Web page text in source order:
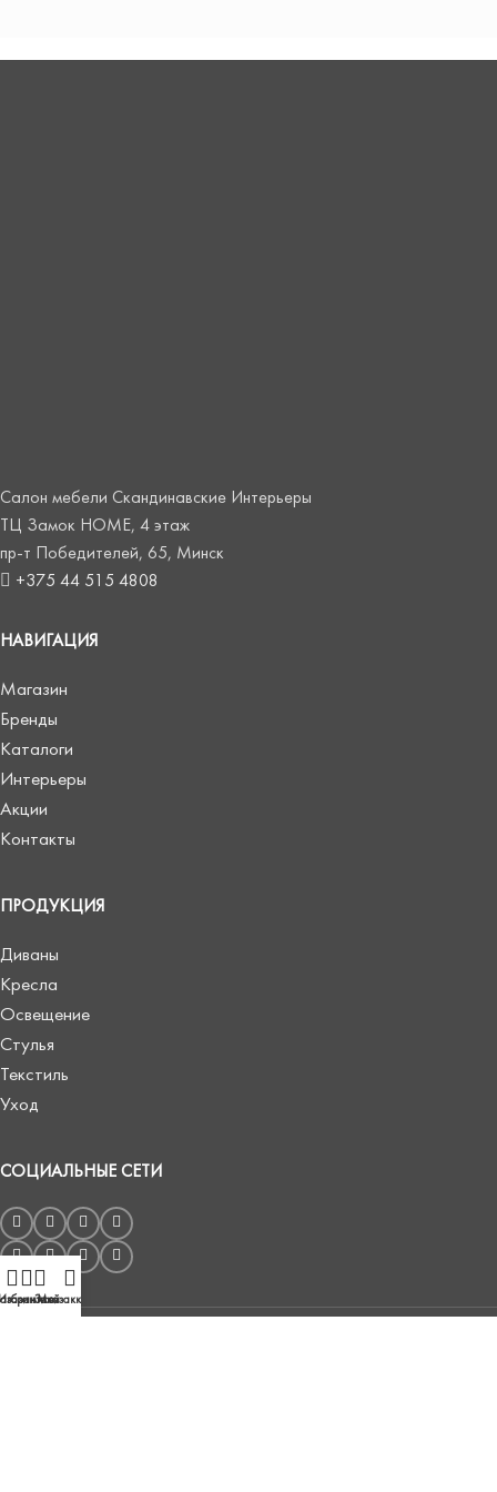
Салон мебели Скандинавские Интерьеры
ТЦ Замок HOME, 4 этаж
пр-т Победителей, 65, Минск
+375 44 515 4808
НАВИГАЦИЯ
Магазин
Бренды
Каталоги
Интерьеры
Акции
Контакты
ПРОДУКЦИЯ
Диваны
Кресла
Освещение
Стулья
Текстиль
Уход
СОЦИАЛЬНЫЕ СЕТИ
Заказ
Мой аккаунт